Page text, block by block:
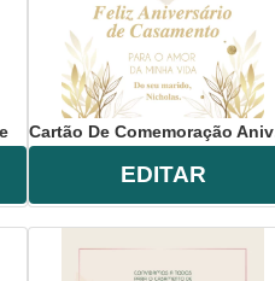
Cartão De Comemoração Aniversário
EDITAR